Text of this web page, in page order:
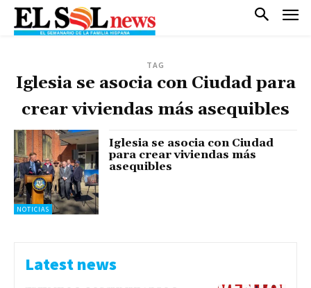
TAG
Iglesia se asocia con Ciudad para
crear viviendas más asequibles
NOTICIAS
Iglesia se asocia con Ciudad
para crear viviendas más
asequibles
Latest news